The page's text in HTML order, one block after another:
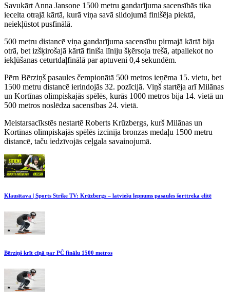
Savukārt Anna Jansone 1500 metru gandarījuma sacensībās tika
iecelta otrajā kārtā, kurā viņa savā slidojumā finišēja piektā,
neiekļūstot pusfinālā.
500 metru distancē viņa gandarījuma sacensību pirmajā kārtā bija
otrā, bet izšķirošajā kārtā finiša līniju šķērsoja trešā, atpaliekot no
iekļūšanas ceturtdaļfinālā par aptuveni 0,4 sekundēm.
Pērn Bērziņš pasaules čempionātā 500 metros ieņēma 15. vietu, bet
1500 metru distancē ierindojās 32. pozīcijā. Viņš startēja arī Milānas
un Kortīnas olimpiskajās spēlēs, kurās 1000 metros bija 14. vietā un
500 metros noslēdza sacensības 24. vietā.
Meistarsacīkstēs nestartē Roberts Krūzbergs, kurš Milānas un
Kortīnas olimpiskajās spēlēs izcīnīja bronzas medaļu 1500 metru
distancē, taču iedzīvojās ceļgala savainojumā.
Klausītava | Sports Strike TV: Krūzbergs – latviešu lepnums pasaules šorttreka elitē
Bērziņš krīt cīņā par PČ finālu 1500 metros